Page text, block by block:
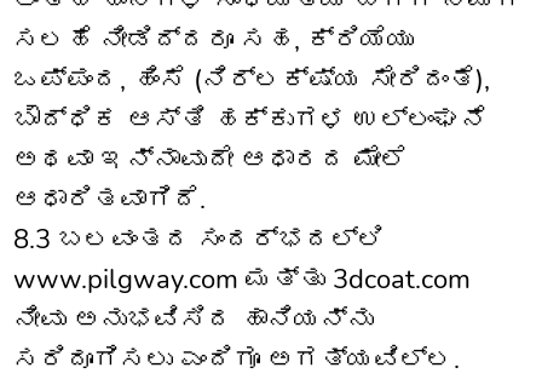
ಸಲಹೆ ನೀಡಿದ್ದರೂ ಸಹ, ಕ್ರಿಯೆಯು
ಒಪ್ಪಂದ, ಹಿಂಸೆ (ನಿರ್ಲಕ್ಷ್ಯ ಸೇರಿದಂತೆ),
ಬೌದ್ಧಿಕ ಆಸ್ತಿ ಹಕ್ಕುಗಳ ಉಲ್ಲಂಘನೆ
ಅಥವಾ ಇನ್ನಾವುದೇ ಆಧಾರದ ಮೇಲೆ
ಆಧಾರಿತವಾಗಿದೆ.
8.3 ಬಲವಂತದ ಸಂದರ್ಭದಲ್ಲಿ
www.pilgway.com ಮತ್ತು 3dcoat.com
ನೀವು ಅನುಭವಿಸಿದ ಹಾನಿಯನ್ನು
ಸರಿದೂಗಿಸಲು ಎಂದಿಗೂ ಅಗತ್ಯವಿಲ್ಲ.